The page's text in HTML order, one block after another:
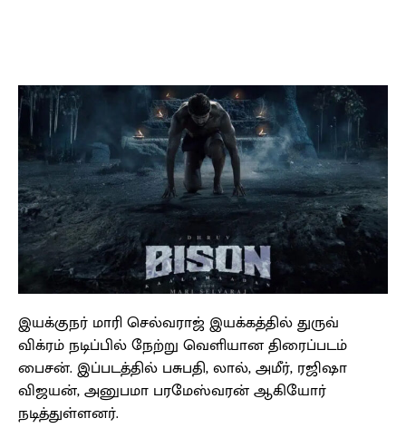
இயக்குநர் மாரி செல்வராஜ் இயக்கத்தில் துருவ்
விக்ரம் நடிப்பில் நேற்று வெளியான திரைப்படம்
பைசன். இப்படத்தில் பசுபதி, லால், அமீர், ரஜிஷா
விஜயன், அனுபமா பரமேஸ்வரன் ஆகியோர்
நடித்துள்ளனர்.